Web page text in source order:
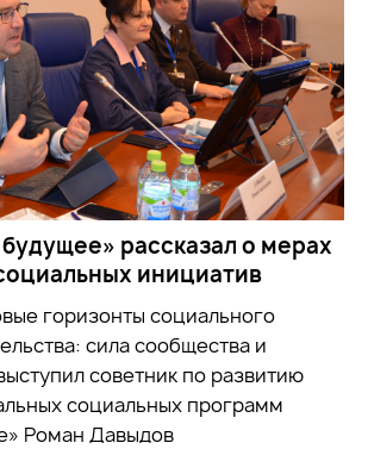
рассказал о мерах
инициатив
горизонты социального
сила сообщества и
советник по развитию
социальных программ
Роман Давыдов